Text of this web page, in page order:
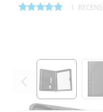
1
View